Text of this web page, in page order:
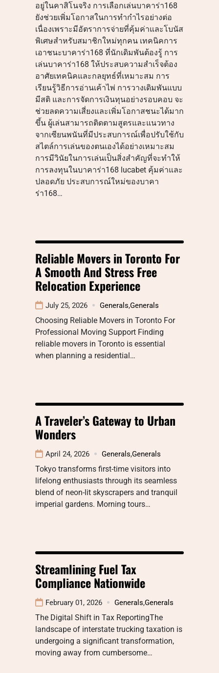
อยู่ในคาสิโนจริง การเลือกเล่นบาคาร่า168
ยังช่วยเพิ่มโอกาสในการทำกำไรอย่างต่อ
เนื่องเพราะมีอัตราการจ่ายที่คุ้มค่าและโบนัส
พิเศษสำหรับสมาชิกใหม่ทุกคน เทคนิคการ
เอาชนะบาคาร่า168 ที่นักเดิมพันต้องรู้ การ
เล่นบาคาร่า168 ให้ประสบความสำเร็จต้อง
อาศัยเทคนิคและกลยุทธ์ที่เหมาะสม การ
เรียนรู้วิธีการอ่านเค้าไพ่ การวางเดิมพันแบบ
มีสติ และการจัดการเงินทุนอย่างรอบคอบ จะ
ช่วยลดความเสี่ยงและเพิ่มโอกาสชนะได้มาก
ขึ้น ผู้เล่นสามารถติดตามสูตรและแนวทาง
จากเซียนพนันที่มีประสบการณ์เพื่อปรับใช้กับ
สไตล์การเล่นของตนเองได้อย่างเหมาะสม
การมีวินัยในการเล่นเป็นสิ่งสำคัญที่จะทำให้
การลงทุนในบาคาร่า168 lucabet คุ้มค่าและ
ปลอดภัย ประสบการณ์ใหม่ของบาคา
ร่า168…
Reliable Movers in Toronto For
A Smooth And Stress Free
Relocation Experience
July 25, 2026 Generals,Generals
Choosing Reliable Movers in Toronto For
Professional Moving Support Finding
reliable movers in Toronto is essential
when planning a residential…
A Traveler’s Gateway to Urban
Wonders
April 24, 2026 Generals,Generals
Tokyo transforms first-time visitors into
lifelong enthusiasts through its seamless
blend of neon-lit skyscrapers and tranquil
imperial gardens. Morning tours…
Streamlining Fuel Tax
Compliance Nationwide
February 01, 2026 Generals,Generals
The Digital Shift in Tax ReportingThe
landscape of interstate trucking taxation is
undergoing a significant transformation,
moving away from cumbersome…